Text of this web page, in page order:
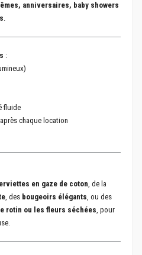
anniversaires, baby showers
.
:
fluide
chaque location
en gaze de coton, de la
, des bougeoirs élégants, ou des
rotin ou les fleurs séchées, pour